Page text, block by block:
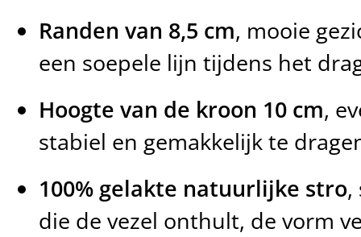
Randen van 8,5 cm, mooie
een soepele lijn tijdens het
Hoogte van de kroon 10 cm,
stabiel en gemakkelijk te
100% gelakte natuurlijke stro,
die de vezel onthult, de vorm